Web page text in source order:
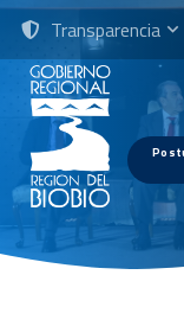
Transparencia